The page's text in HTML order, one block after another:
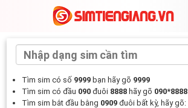
Tìm sim có số 9999 bạn hãy gõ 9999
Tìm sim có đầu 090 đuôi 8888 hãy gõ 090*8888
Tìm sim bắt đầu bằng 0909 đuôi bất kỳ, hãy gõ: